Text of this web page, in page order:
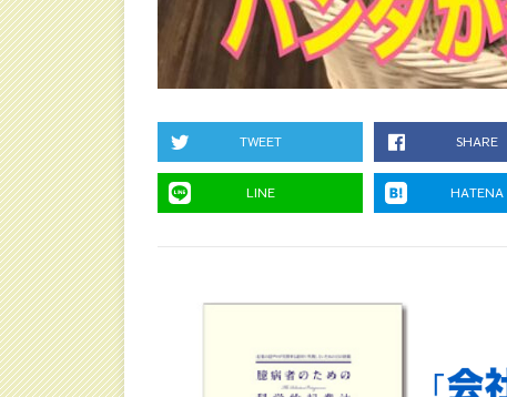
TWEET SHARE
LINE HATENA